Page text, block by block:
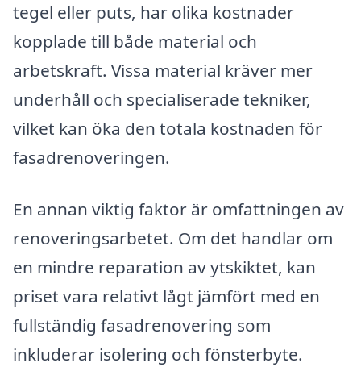
tegel eller puts, har olika kostnader
kopplade till både material och
arbetskraft. Vissa material kräver mer
underhåll och specialiserade tekniker,
vilket kan öka den totala kostnaden för
fasadrenoveringen.
En annan viktig faktor är omfattningen av
renoveringsarbetet. Om det handlar om
en mindre reparation av ytskiktet, kan
priset vara relativt lågt jämfört med en
fullständig fasadrenovering som
inkluderar isolering och fönsterbyte.